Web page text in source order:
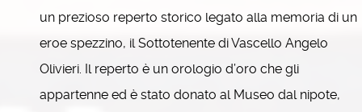
un prezioso reperto storico legato alla memoria di un
eroe spezzino, il Sottotenente di Vascello Angelo
Olivieri. Il reperto è un orologio d’oro che gli
appartenne ed è stato donato al Museo dal nipote,